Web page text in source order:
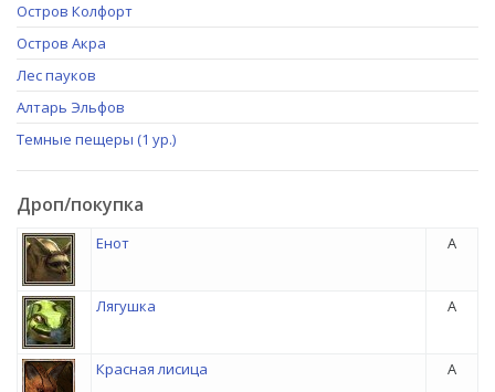
Остров Колфорт
Остров Акра
Лес пауков
Алтарь Эльфов
Темные пещеры (1 ур.)
Дроп/покупка
Енот A
Лягушка A
Красная лисица A